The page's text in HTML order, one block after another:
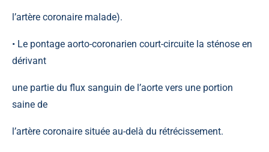
l’artère coronaire malade).
• Le pontage aorto-coronarien court-circuite la sténose en
dérivant
une partie du flux sanguin de l’aorte vers une portion
saine de
l’artère coronaire située au-delà du rétrécissement.